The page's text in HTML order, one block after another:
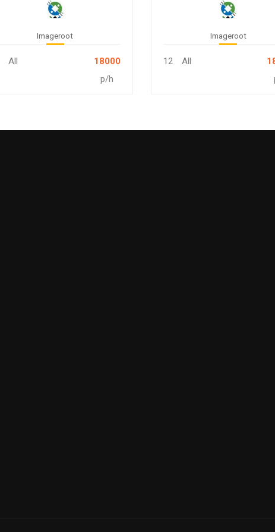
내가 꾸민 닥종이로 액자시계
만들기
Imageroot
All
18000
p/h
신나는 염색놀이, 내가 만
록달록 티셔츠
Imageroot
12 All